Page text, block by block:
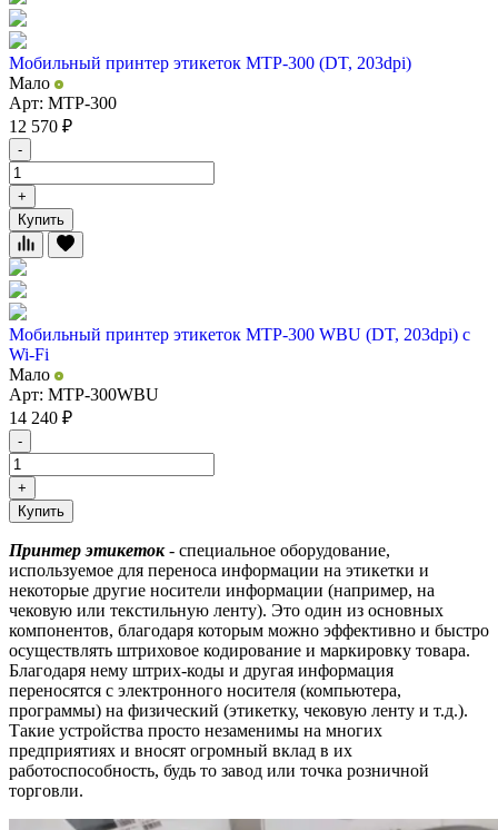
Мобильный принтер этикеток MTP-300 (DT, 203dpi)
Мало
Арт: MTP-300
12 570 ₽
-
+
Купить
Мобильный принтер этикеток MTP-300 WBU (DT, 203dpi) с
Wi-Fi
Мало
Арт: MTP-300WBU
14 240 ₽
-
+
Купить
Принтер этикеток- специальное оборудование,
используемое для переноса информации на этикетки и
некоторые другие носители информации (например, на
чековую или текстильную ленту). Это один из основных
компонентов, благодаря которым можно эффективно и быстро
осуществлять штриховое кодирование и маркировку товара.
Благодаря нему штрих-коды и другая информация
переносятся с электронного носителя (компьютера,
программы) на физический (этикетку, чековую ленту и т.д.).
Такие устройства просто незаменимы на многих
предприятиях и вносят огромный вклад в их
работоспособность, будь то завод или точка розничной
торговли.